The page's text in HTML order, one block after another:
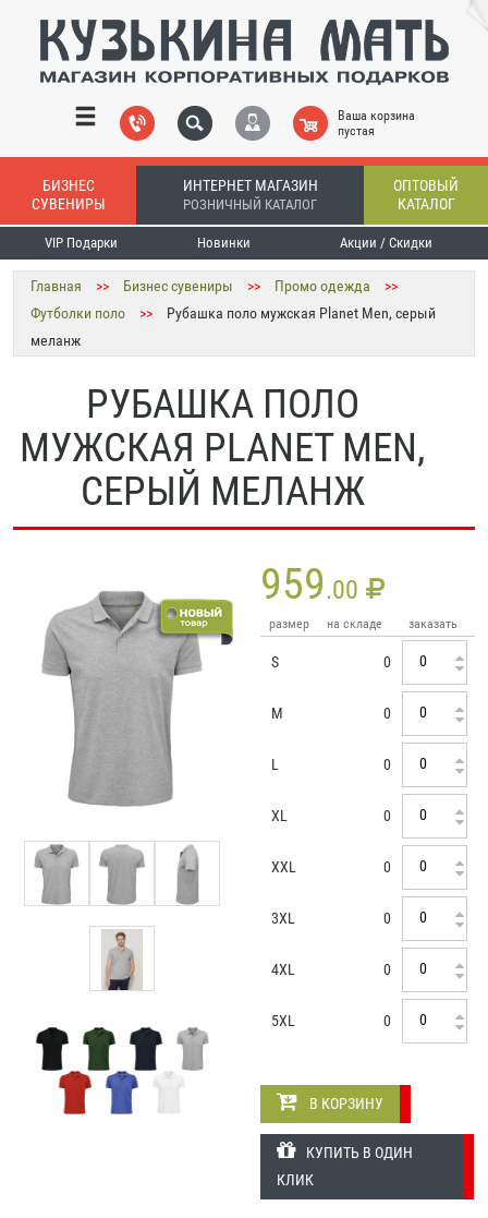
Ваша корзина
пустая
БИЗНЕС
СУВЕНИРЫ
ИНТЕРНЕТ МАГАЗИН
РОЗНИЧНЫЙ КАТАЛОГ
ОПТОВЫЙ
КАТАЛОГ
VIP Подарки Новинки Акции / Скидки
Главная >> Бизнес сувениры >> Промо одежда
>>
Футболки поло
>>
Рубашка поло мужская Planet Men, серый
меланж
РУБАШКА ПОЛО
МУЖСКАЯ PLANET MEN,
СЕРЫЙ МЕЛАНЖ
959.00
размер на складе заказать
S 0
M 0
L 0
XL 0
XXL 0
3XL 0
4XL 0
5XL 0
В КОРЗИНУ
КУПИТЬ В ОДИН
КЛИК